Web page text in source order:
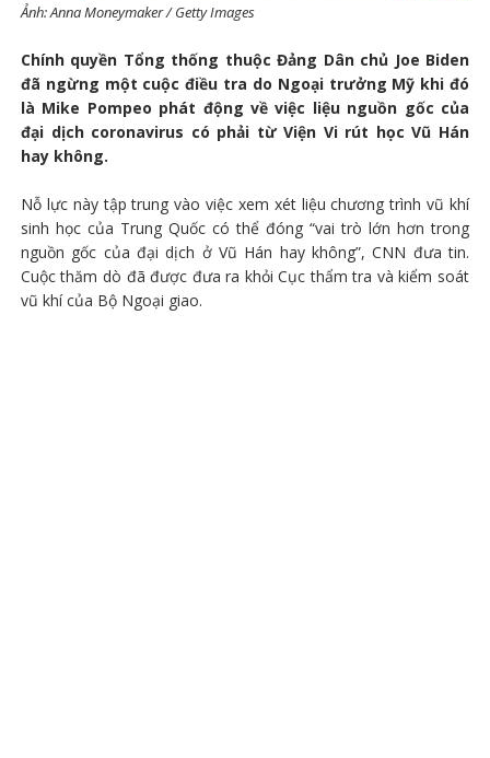
Ảnh: Anna Moneymaker / Getty Images
Chính quyền Tổng thống thuộc Đảng Dân chủ Joe Biden
đã ngừng một cuộc điều tra do Ngoại trưởng Mỹ khi đó
là Mike Pompeo phát động về việc liệu nguồn gốc của
đại dịch coronavirus có phải từ Viện Vi rút học Vũ Hán
hay không.
Nỗ lực này tập trung vào việc xem xét liệu chương trình vũ khí
sinh học của Trung Quốc có thể đóng “vai trò lớn hơn trong
nguồn gốc của đại dịch ở Vũ Hán hay không”, CNN đưa tin.
Cuộc thăm dò đã được đưa ra khỏi Cục thẩm tra và kiểm soát
vũ khí của Bộ Ngoại giao.